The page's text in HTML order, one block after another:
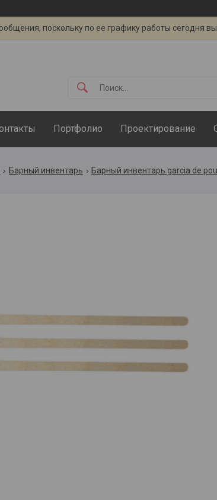
поскольку по ее графику работы сегодня
Портфолио Проектирование
Барный инвентарь Барный инвентарь garcia de pou